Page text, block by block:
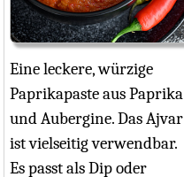
Eine leckere, würzige
Paprikapaste aus Paprika
und Aubergine. Das Ajvar
ist vielseitig verwendbar.
Es passt als Dip oder